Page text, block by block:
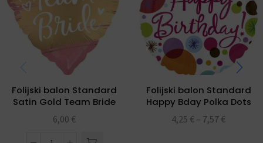
Folijski balon Standard
Satin Gold Team Bride
6,00 €
Folijski balon Standard
Happy Bday Polka Dots
4,25 € – 7,57 €